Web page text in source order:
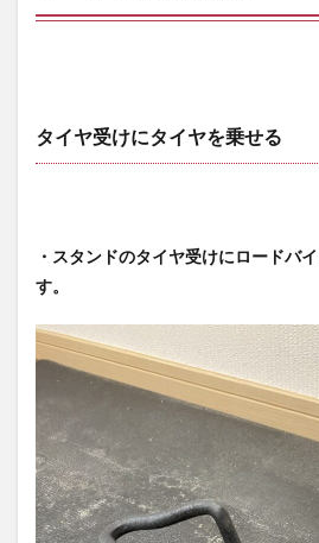
タイヤ受けにタイヤを乗せる
・スタンドのタイヤ受けにロードバ
す。